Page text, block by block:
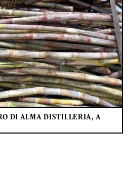
DI ALMA DISTILLERIA, A